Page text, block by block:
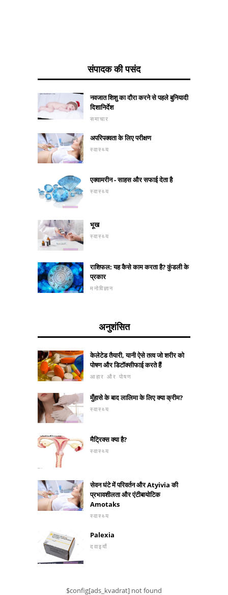
संपादक की पसंद
नवजात शिशु का दौरा करने से पहले बुनियादी
दिशानिर्देश
समाचार
अपरिपक्वता के लिए परीक्षण
स्वास्थ्य
एक्वामरीन - साहस और सफाई देता है
स्वास्थ्य
भूख
स्वास्थ्य
राशिफल: यह कैसे काम करता है? कुंडली के
प्रकार
मनोविज्ञान
अनुशंसित
केलेटेड तैयारी, यानी ऐसे तत्व जो शरीर को
पोषण और डिटॉक्सीफाई करते हैं
आहार और पोषण
मुँहासे के बाद लालिमा के लिए क्या क्रीम?
स्वास्थ्य
मैट्रिक्स क्या है?
स्वास्थ्य
सेवन घंटे में परिवर्तन और Atyivia की
प्रभावशीलता और एंटीबायोटिक
Amotaks
स्वास्थ्य
Palexia
दवाइयाँ
$config[ads_kvadrat] not found